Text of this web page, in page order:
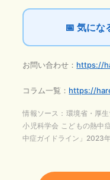
📅 気にな
お問い合わせ： https://
コラム一覧： https://
情報ソース：環境省・厚
小児科学会 こどもの熱中
中症ガイドライン」2023